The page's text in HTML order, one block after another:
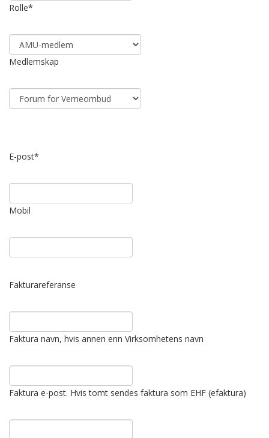
Rolle*
Medlemskap
E-post*
Mobil
Fakturareferanse
Faktura navn, hvis annen enn Virksomhetens navn
Faktura e-post. Hvis tomt sendes faktura som EHF (efaktura)